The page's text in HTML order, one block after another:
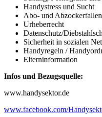
Handystress und Sucht
Abo- und Abzockerfallen
Urheberrecht
Datenschutz/
Sicherheit in sozialen
Handyregeln /
Elterninformation
Infos und Bezugsquelle:
www.handysektor.de
www.facebook.com/